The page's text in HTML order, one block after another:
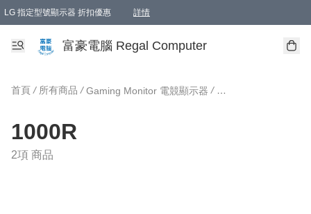
LG 指定型號顯示器 折扣優惠 詳情
富豪電腦 Regal Computer
首頁 / 所有商品 / Gaming Monitor 電競顯示器 /
1000R
2項 商品